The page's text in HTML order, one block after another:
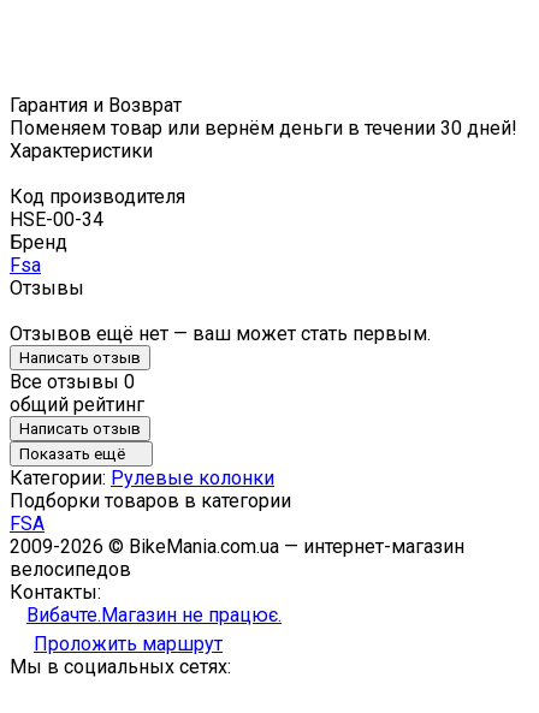
Гарантия и Возврат
Поменяем товар или вернём деньги в течении 30 дней!
Характеристики
Код производителя
HSE-00-34
Бренд
Fsa
Отзывы
Отзывов ещё нет — ваш может стать первым.
Написать отзыв
Все отзывы 0
общий рейтинг
Написать отзыв
Показать ещё
Категории: Рулевые колонки
Подборки товаров в категории
FSA
2009-2026 © BikeMania.com.ua — интернет-магазин
велосипедов
Контакты:
Вибачте.Магазин не працює.
Проложить маршрут
Мы в социальных сетях: